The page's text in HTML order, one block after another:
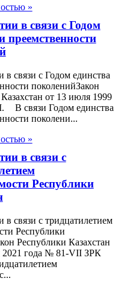
»
в связи с Годом
преемственности
связи с Годом единства
поколенийЗакон
от 13 июля 1999
В связи Годом единства
поколени...
»
в связи с
Республики
в связи с тридцатилетием
Республики
Республики Казахстан
2021 года № 81-VII ЗРК